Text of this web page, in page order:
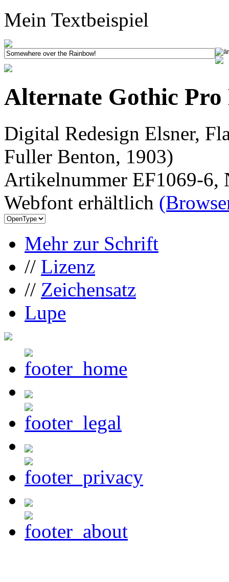
Mein Textbeispiel
Alternate Gothic Pro
Digital Redesign Elsner,
Fuller Benton, 1903)
Artikelnummer EF1069-6,
Webfont erhältlich
Mehr zur Schrift
// Lizenz
// Zeichensatz
Lupe